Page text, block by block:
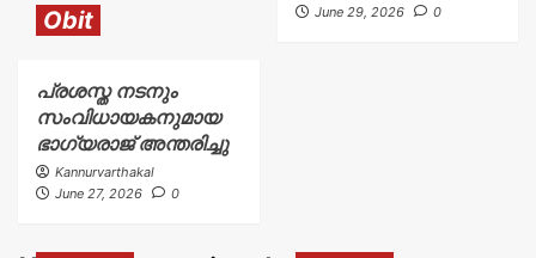
June 29, 2026
0
Obit
പ്രശസ്ത നടനും
സംവിധായകനുമായ
ഭാഗ്യരാജ് അന്തരിച്ചു
Kannurvarthakal
June 27, 2026
0